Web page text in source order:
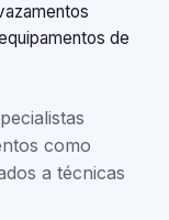
de
como
a técnicas